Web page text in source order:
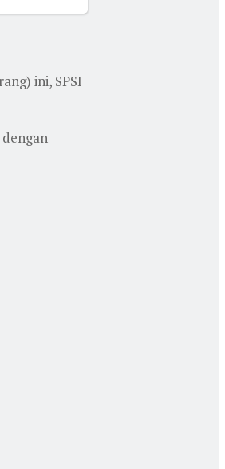
ini, SPSI